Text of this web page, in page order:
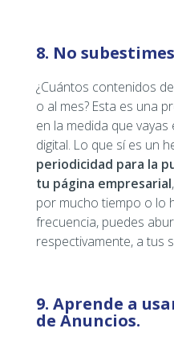
8. No
¿Cuántos contenidos
o al mes? Esta es una
en la medida que
digital. Lo que sí es un
periodicidad para la
tu página empresarial
por mucho tiempo o lo
frecuencia, puedes
respectivamente, a tus
9. Aprende a
de Anuncios.